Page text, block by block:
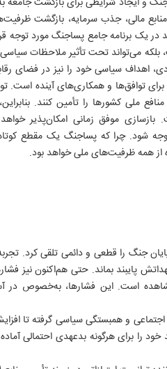
مالی، جذب سرمایه، بازگشت
یک برنامه جامع پساجنگ مورد توجه
می‌تواند تحت تأثیر ملاحظات سیاسی و
اهداف سیاسی خود را نیز در فضای
توافق‌ها و همکاری‌های آینده است.
ملی کشورها را تأمین کنند.
موفق زمانی امکان‌پذیر
توجه شود. چرا که پساجنگ یک مقطع
از همه ظرفیت‌های ملی خواهد بود.
جنگ را قطعی و دائمی تلقی کرد.
پایبند بماند. حتی هم‌اکنون نیز
است. این فشارها، به‌خصوص در
و همبستگی سیاسی گرفته تا
را برای هرگونه بدعهدی احتمالی